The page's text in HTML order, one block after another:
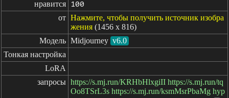
нравится
100
от Нажмите, чтобы получить источник изобра
жения (1456 x 816)
Модель Midjourney v6.0
Тонкая настройка
LoRA
запросы https://s.mj.run/KRHbHlxgiII https://s.mj.run/tq
Oo8TSrL3s https://s.mj.run/ksmMsrPbaMg hyp